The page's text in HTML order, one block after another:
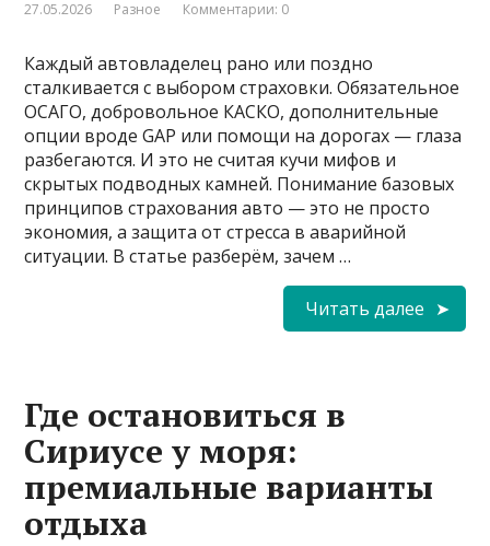
27.05.2026 Разное Комментарии: 0
Каждый автовладелец рано или поздно
сталкивается с выбором страховки. Обязательное
ОСАГО, добровольное КАСКО, дополнительные
опции вроде GAP или помощи на дорогах — глаза
разбегаются. И это не считая кучи мифов и
скрытых подводных камней. Понимание базовых
принципов страхования авто — это не просто
экономия, а защита от стресса в аварийной
ситуации. В статье разберём, зачем …
Читать далее
Где остановиться в
Сириусе у моря:
премиальные варианты
отдыха